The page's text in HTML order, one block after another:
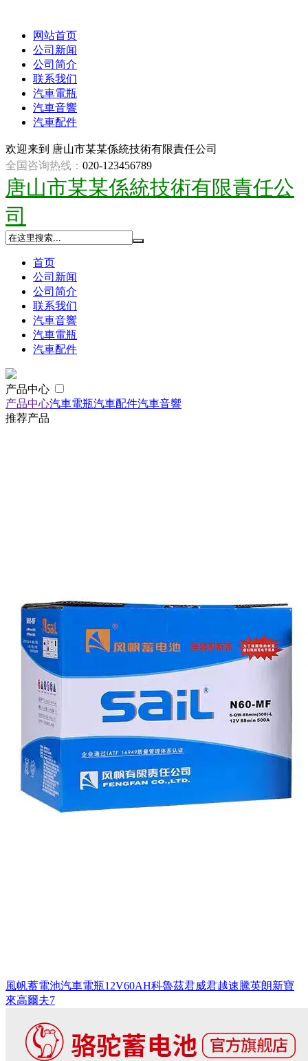
网站首页
公司新闻
公司简介
联系我们
汽車電瓶
汽車音響
汽車配件
欢迎来到 唐山市某某係統技術有限責任公司
全国咨询热线： 020-123456789
唐山市某某係統技術有限責任公
司
首页
公司新闻
公司简介
联系我们
汽車音響
汽車電瓶
汽車配件
产品中心
产品中心汽車電瓶汽車配件汽車音響
推荐产品
風帆蓄電池汽車電瓶12V60AH科魯茲君威君越速騰英朗新寶
來高爾夫7